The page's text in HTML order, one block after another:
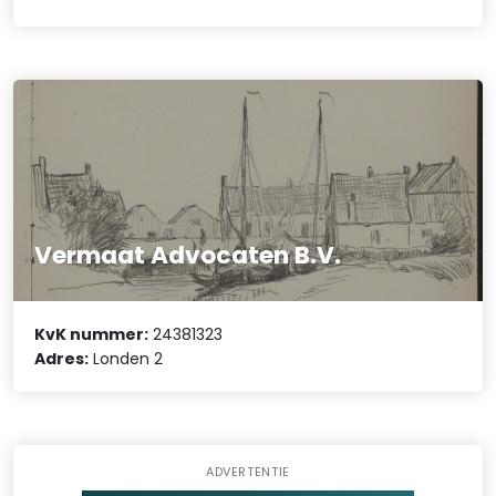
Vermaat Advocaten B.V.
KvK nummer: 24381323
Adres: Londen 2
ADVERTENTIE